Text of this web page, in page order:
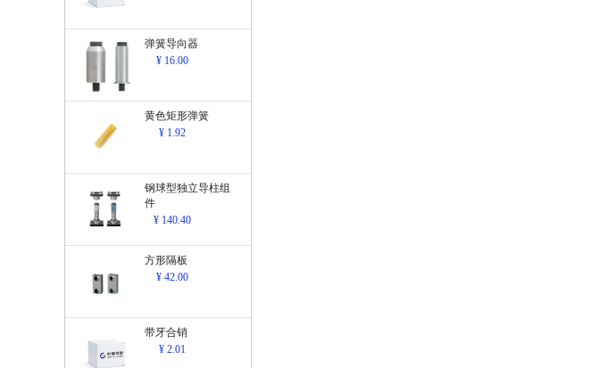
弹簧导向器
¥ 16.00
黄色矩形弹簧
¥ 1.92
钢球型独立导柱组
件
¥ 140.40
方形隔板
¥ 42.00
带牙合销
¥ 2.01